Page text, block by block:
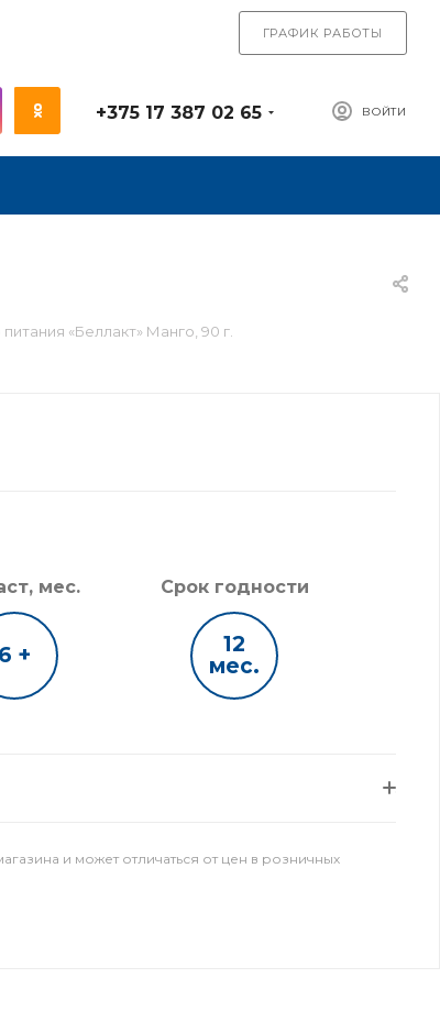
ГРАФИК РАБОТЫ
ВОЙТИ
+375 17 387 02 65
«Беллакт» Манго, 90 г.
мес.
6 +
Срок годности
12
мес.
и может отличаться от цен в розничных